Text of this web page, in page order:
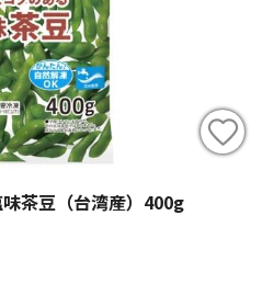
味茶豆（台湾産）400g